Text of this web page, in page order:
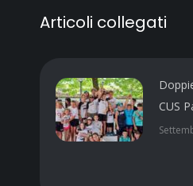
Articoli collegati
CUS